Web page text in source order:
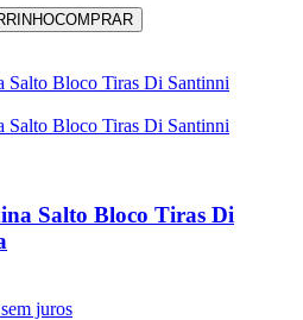
COMPRAR
Salto Bloco Tiras Di
sem juros